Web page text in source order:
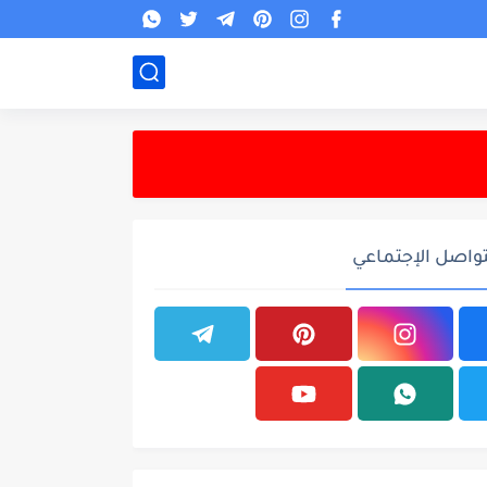
الإجتماعي